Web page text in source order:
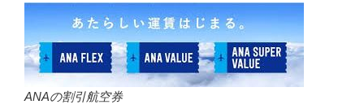
ANAの割引航空券